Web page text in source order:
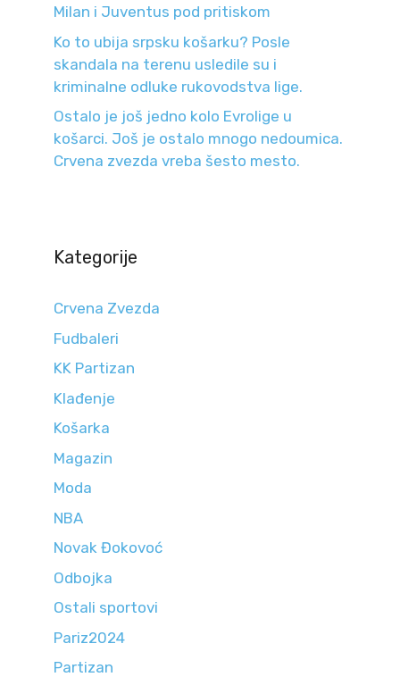
Milan i Juventus pod pritiskom
Ko to ubija srpsku košarku? Posle
skandala na terenu usledile su i
kriminalne odluke rukovodstva lige.
Ostalo je još jedno kolo Evrolige u
košarci. Još je ostalo mnogo nedoumica.
Crvena zvezda vreba šesto mesto.
Kategorije
Crvena Zvezda
Fudbaleri
KK Partizan
Klađenje
Košarka
Magazin
Moda
NBA
Novak Đokovoć
Odbojka
Ostali sportovi
Pariz2024
Partizan